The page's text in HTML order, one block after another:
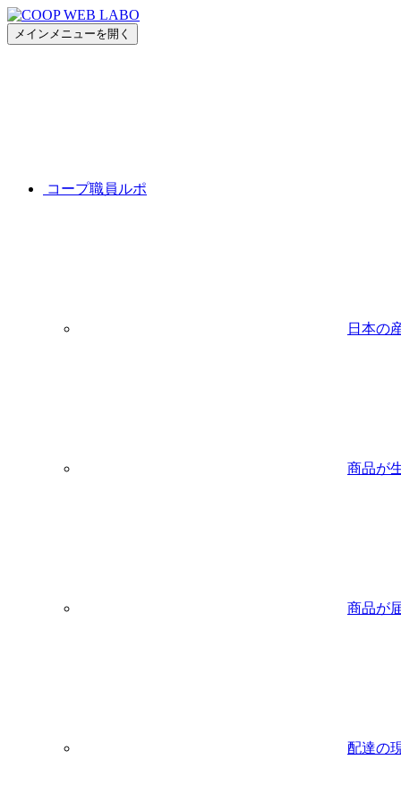
メインメニューを開く
コープ職員ルポ
日本の
商品が
商品が
配達の